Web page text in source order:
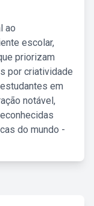
ao
escolar,
priorizam
por criatividade
em
notável,
do mundo -